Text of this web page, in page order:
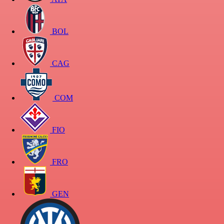
BOL
CAG
COM
FIO
FRO
GEN